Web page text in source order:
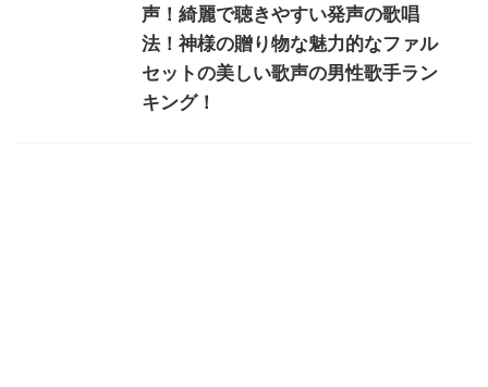
声！綺麗で聴きやすい発声の歌唱
法！神様の贈り物な魅力的なファル
セットの美しい歌声の男性歌手ラン
キング！